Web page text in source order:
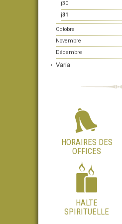
j30
j31
Octobre
Novembre
Décembre
Varia
HORAIRES DES
OFFICES
HALTE
SPIRITUELLE